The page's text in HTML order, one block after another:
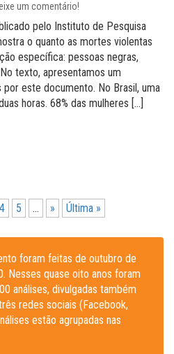
um comentário!
pelo Instituto de Pesquisa
o quanto as mortes violentas
específica: pessoas negras,
texto, apresentamos um
este documento. No Brasil, uma
horas. 68% das mulheres […]
4 5 ... » Última »
foram feitas de outubro de
Nesses quase oito anos foram
análises, divulgadas também
redes sociais (Facebook,
estão agrupadas nas